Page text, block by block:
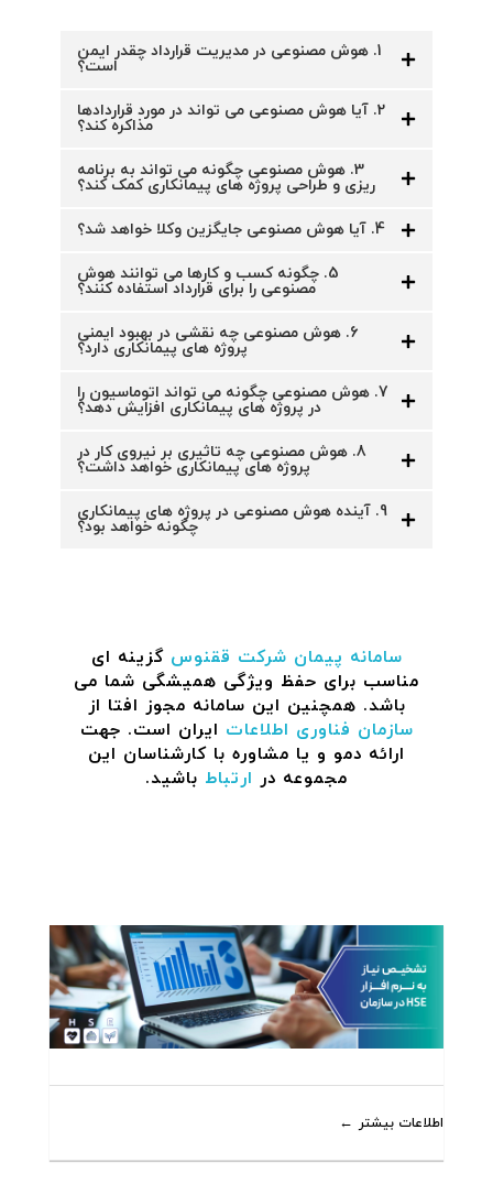
1. هوش مصنوعی در مدیریت قرارداد چقدر ایمن
است؟
2. آیا هوش مصنوعی می تواند در مورد قراردادها
مذاکره کند؟
3. هوش مصنوعی چگونه می تواند به برنامه
ریزی و طراحی پروژه های پیمانکاری کمک کند؟
4. آیا هوش مصنوعی جایگزین وکلا خواهد شد؟
5. چگونه کسب و کارها می توانند هوش
مصنوعی را برای قرارداد استفاده کنند؟
6. هوش مصنوعی چه نقشی در بهبود ایمنی
پروژه های پیمانکاری دارد؟
7. هوش مصنوعی چگونه می تواند اتوماسیون را
در پروژه های پیمانکاری افزایش دهد؟
8. هوش مصنوعی چه تاثیری بر نیروی کار در
پروژه های پیمانکاری خواهد داشت؟
9. آینده هوش مصنوعی در پروژه های پیمانکاری
چگونه خواهد بود؟
سامانه پیمان شرکت ققنوس گزینه ای
مناسب برای حفظ ویژگی همیشگی شما می
باشد. همچنین این سامانه مجوز افتا از
سازمان فناوری اطلاعات ایران است. جهت
ارائه دمو و یا مشاوره با کارشناسان این
مجموعه در ارتباط باشید.
اطلاعات بیشتر